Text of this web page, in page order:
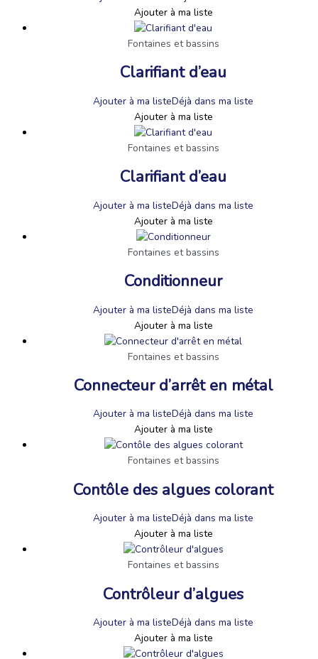
Ajouter à ma liste
Fontaines et bassins
Clarifiant d’eau
Ajouter à ma listeDéjà dans ma liste
Ajouter à ma liste
Fontaines et bassins
Clarifiant d’eau
Ajouter à ma listeDéjà dans ma liste
Ajouter à ma liste
Fontaines et bassins
Conditionneur
Ajouter à ma listeDéjà dans ma liste
Ajouter à ma liste
Fontaines et bassins
Connecteur d’arrêt en métal
Ajouter à ma listeDéjà dans ma liste
Ajouter à ma liste
Fontaines et bassins
Contôle des algues colorant
Ajouter à ma listeDéjà dans ma liste
Ajouter à ma liste
Fontaines et bassins
Contrôleur d’algues
Ajouter à ma listeDéjà dans ma liste
Ajouter à ma liste